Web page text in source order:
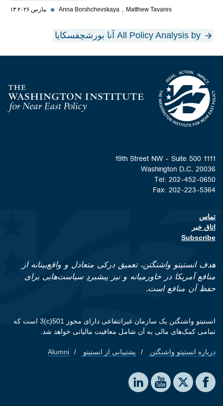
۱۳ مارس ۲۰۲۶ ◆ Anna Borshchevskaya Matthew Tavares
All Policy Analysis by آنا بورشچفسکایا
Homepage
1111 19th Street NW - Suite 500
Washington D.C. 20036
Tel: 202-452-0650
Fax: 202-223-5364
Footer contact links
تماس
اتاق خبر
Subscribe
هدف انستیتو واشنگتن، تعمیق درکی متعادل و واقع‌بینانه از
منافع آمریکا در خاورمیانه و نیز پیشبردِ سیاست‌هایی برای
حفظ آن منافع است.
انستیتو واشنگتن یک سازمان غیرانتفاعی دارای مجوز 501(c)3 است که
تمامی کمک‌های مالی به آن شامل معافیت مالیاتی خواهد شد.
Footer quick links
درباره انستیتو واشنگتن پشتیبانی از انستیتو Alumni
Social media
The Washington Institute on Facebook
The Washington Institute on X
The Washington Institute on YouTube
The Washington Institute on LinkedIn